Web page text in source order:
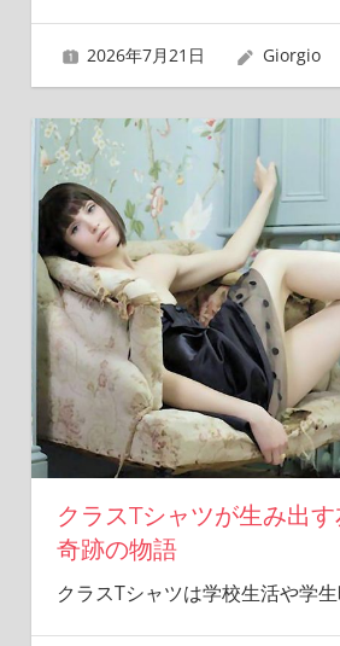
2026年7月21日 Giorgio
クラスTシャツが生み出
奇跡の物語
クラスTシャツは学校生活や学